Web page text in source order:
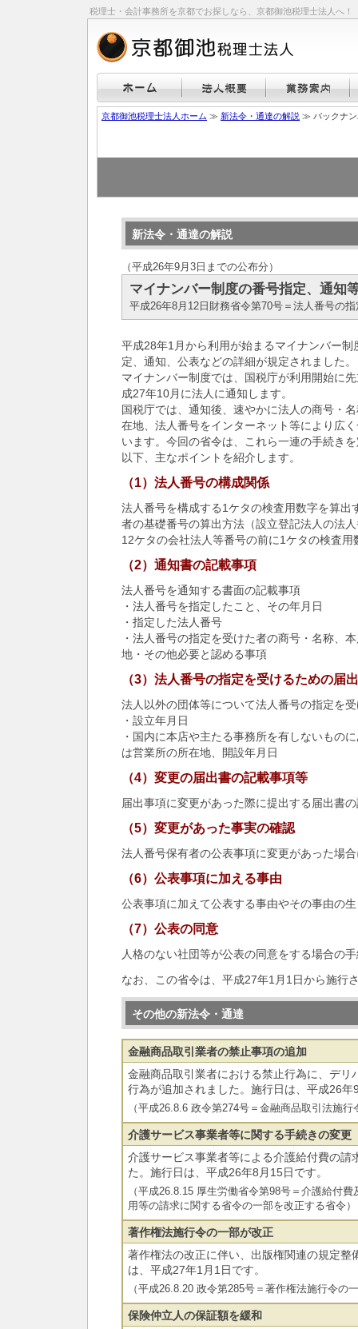
税理士・会計事務所を京都でお探しなら、京都御池税理士法人へ！
京都御池税理士法人ホーム ≫ 新法令・通達の解説 ≫ バックナン
新法令・通達の解説
（平成26年9月3日までの公布分）
マイナンバー制度の番号指定、通知
平成26年8月12日財務省令第70号＝法人番号の
平成28年1月から利用が始まるマイナンバー
定、通知、公表などの詳細が規定されました。
マイナンバー制度では、国税庁が利用開始に
成27年10月に法人に通知します。
国税庁では、通知後、速やかに法人の商号・
在地、法人番号をインターネット等により広
います。今回の省令は、これら一連の手続き
以下、主なポイントを紹介します。
（1）法人番号の構成関係
法人番号を構成する1ケタの検査用数字を算出
者の基礎番号の算出方法（設立登記法人の法
12ケタの会社法人等番号の前に1ケタの検査
（2）通知書の記載事項
法人番号を通知する書面の記載事項
・法人番号を指定したこと、その年月日
・指定した法人番号
・法人番号の指定を受けた者の商号・名称、
地・その他必要と認める事項
（3）法人番号の指定を受けるための届
法人以外の団体等について法人番号の指定を
・設立年月日
・国内に本店や主たる事務所を有しないもの
は営業所の所在地、開設年月日
（4）変更の届出書の記載事項等
届出事項に変更があった際に提出する届出書
（5）変更があった事実の確認
法人番号保有者の公表事項に変更があった場
（6）公表事項に加える事由
公表事項に加えて公表する事由やその事由の
（7）公表の同意
人格のない社団等が公表の同意をする場合の
なお、この省令は、平成27年1月1日から施行
その他の新法令・通達
金融商品取引業者の禁止事項の追加
金融商品取引業者における禁止行為に、デリ
行為が追加されました。施行日は、平成26年
（平成26.8.6 政令第274号＝金融商品取引法施
介護サービス事業者等に関する手続きの変更
介護サービス事業者等による介護給付費の請
た。施行日は、平成26年8月15日です。
（平成26.8.15 厚生労働省令第98号＝介護給付
用等の請求に関する省令の一部を改正する省令）
著作権法施行令の一部が改正
著作権法の改正に伴い、出版権関連の規定整
は、平成27年1月1日です。
（平成26.8.20 政令第285号＝著作権法施行令の
保険仲立人の保証額を緩和